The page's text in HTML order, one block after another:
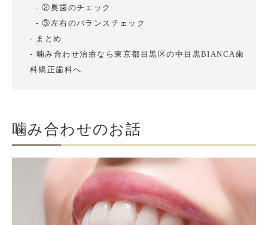
②奥歯のチェック
③左右のバランスチェック
まとめ
噛み合わせ治療なら東京都目黒区の中目黒BIANCA歯
科矯正歯科へ
噛み合わせのお話